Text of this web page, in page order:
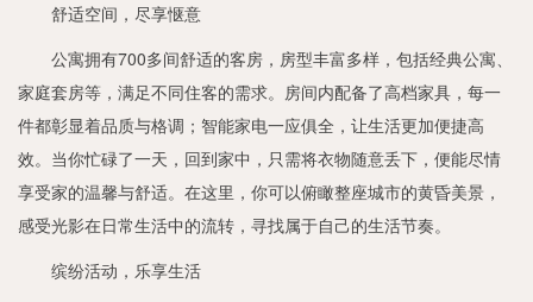
舒适空间，尽享惬意
公寓拥有700多间舒适的客房，房型丰富多样，包括经典公寓、
家庭套房等，满足不同住客的需求。房间内配备了高档家具，每一
件都彰显着品质与格调；智能家电一应俱全，让生活更加便捷高
效。当你忙碌了一天，回到家中，只需将衣物随意丢下，便能尽情
享受家的温馨与舒适。在这里，你可以俯瞰整座城市的黄昏美景，
感受光影在日常生活中的流转，寻找属于自己的生活节奏。
缤纷活动，乐享生活